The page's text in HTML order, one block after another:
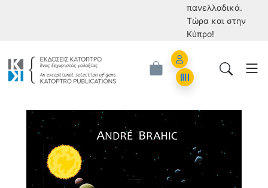
πανελλαδικά.
Tώρα και στην
Κύπρο!
Account
Orders